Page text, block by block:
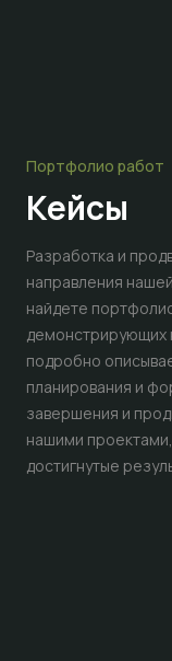
Портфолио работ
Кейсы
Разработка и
направления
найдете
подробно
планирования и
завершения и
нашими
достигнутые